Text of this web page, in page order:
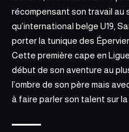
récompensant son travail au
qu’international belge U19,
porter la tunique des
Cette première cape en
début de son aventure au
l’ombre de son père mais
à faire parler son talent sur